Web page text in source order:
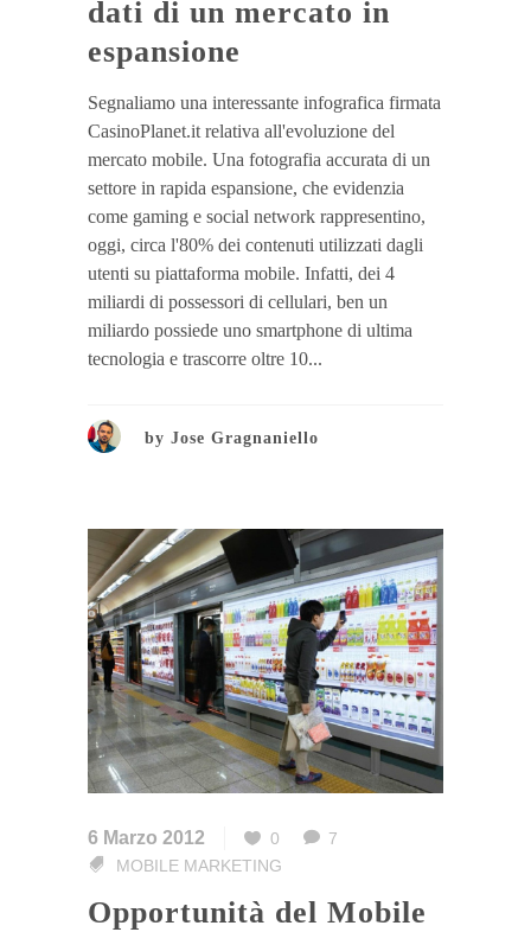
dati di un mercato in
espansione
Segnaliamo una interessante infografica firmata
CasinoPlanet.it relativa all'evoluzione del
mercato mobile. Una fotografia accurata di un
settore in rapida espansione, che evidenzia
come gaming e social network rappresentino,
oggi, circa l'80% dei contenuti utilizzati dagli
utenti su piattaforma mobile. Infatti, dei 4
miliardi di possessori di cellulari, ben un
miliardo possiede uno smartphone di ultima
tecnologia e trascorre oltre 10...
by Jose Gragnaniello
6 Marzo 2012 0
7
MOBILE MARKETING
Opportunità del Mobile